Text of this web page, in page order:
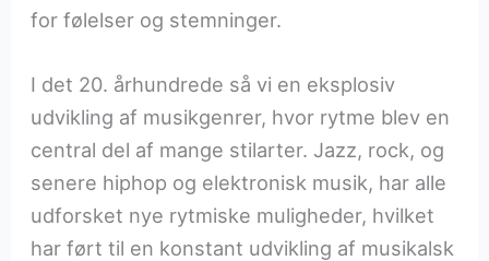
for følelser og stemninger.
I det 20. århundrede så vi en eksplosiv
udvikling af musikgenrer, hvor rytme blev en
central del af mange stilarter. Jazz, rock, og
senere hiphop og elektronisk musik, har alle
udforsket nye rytmiske muligheder, hvilket
har ført til en konstant udvikling af musikalsk